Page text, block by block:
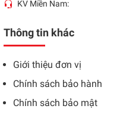
KV Miền Nam:
Thông tin khác
Giới thiệu đơn vị
Chính sách bảo hành
Chính sách bảo mật